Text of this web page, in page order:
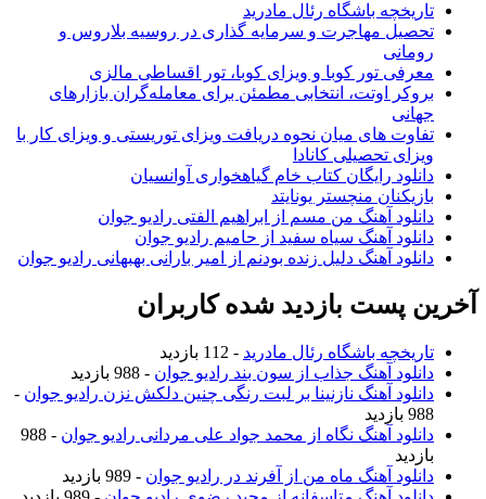
تاریخچه باشگاه رئال مادرید
تحصیل مهاجرت و سرمایه گذاری در روسیه بلاروس و
رومانی
معرفی تور کوبا و ویزای کوبا، تور اقساطی مالزی
بروکر اوتت، انتخابی مطمئن برای معامله‌گران بازارهای
جهانی
تفاوت های میان نحوه دریافت ویزای توریستی و ویزای کار با
ویزای تحصیلی کانادا
دانلود رایگان کتاب خام گیاهخواری آوانسیان
بازیکنان منچستر یونایتد
دانلود آهنگ من مسم از ابراهیم الفتی رادیو جوان
دانلود آهنگ سیاه سفید از حامیم رادیو جوان
دانلود آهنگ دلیل زنده بودنم از امیر بارانی بهبهانی رادیو جوان
آخرین پست بازدید شده کاربران
تاریخچه باشگاه رئال مادرید - 112 بازدید
دانلود آهنگ جذاب از سون بند رادیو جوان - 988 بازدید
دانلود آهنگ نازنینا بر لبت رنگی چنین دلکش نزن رادیو جوان -
988 بازدید
دانلود آهنگ نگاه از محمد جواد علی مردانی رادیو جوان
- 988
بازدید
دانلود آهنگ ماه من از آفرند در رادیو جوان - 989 بازدید